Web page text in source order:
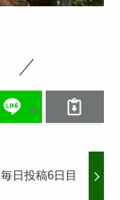
日投稿6日目